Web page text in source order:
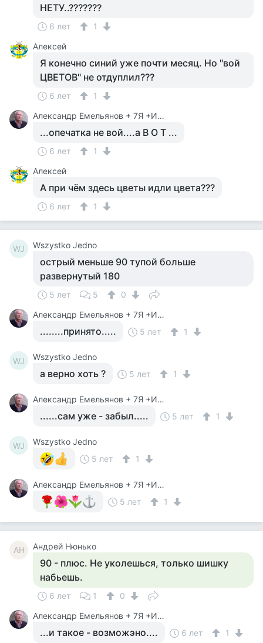
НЕТУ..???????
6 лет
1
Алексей
Я конечно синий уже почти месяц. Но "вой
ЦВЕТОВ" не отдуплил???
6 лет
1
Александр Емельянов + 7Я +Инструктор Туризма
...опечатка не вой....а В О Т ...
6 лет
1
Алексей
А при чём здесь цветы идли цвета???
6 лет 1
WJ Wszystko Jedno
острый меньше 90 тупой больше
развернутый 180
5 лет 5
0
Александр Емельянов + 7Я +Инструктор Туризма
........принято..... 5 лет 1
WJ Wszystko Jedno
а верно хоть ? 5 лет 1
Александр Емельянов + 7Я +Инструктор Туризма
......сам уже - забыл..... 5 лет 1
WJ
Wszystko Jedno
5 лет
1
Александр Емельянов + 7Я +Инструктор Туризма
5 лет
1
АН Андрей Нюнько
90 - плюс. Не уколешься, только шишку
набьешь.
6 лет 1
0
Александр Емельянов + 7Я +Инструктор Туризма
...и такое - возможэно.... 6 лет 1